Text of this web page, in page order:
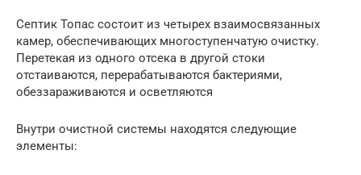
Септик Топас состоит из четырех взаимосвязанных
камер, обеспечивающих многоступенчатую очистку.
Перетекая из одного отсека в другой стоки
отстаиваются, перерабатываются бактериями,
обеззараживаются и осветляются
Внутри очистной системы находятся следующие
элементы: